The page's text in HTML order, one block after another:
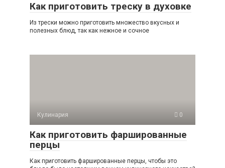
Как приготовить треску в духовке
Из трески можно приготовить множество вкусных и
полезных блюд, так как нежное и сочное
Кулинария 0
Как приготовить фаршированные
перцы
Как приготовить фаршированные перцы, чтобы это